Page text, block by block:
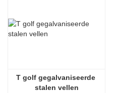
T golf gegalvaniseerde
stalen vellen